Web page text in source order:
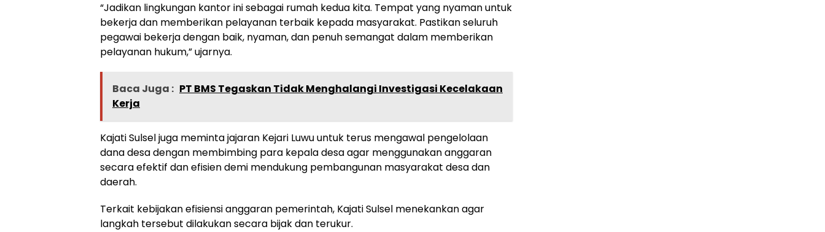
“Jadikan lingkungan kantor ini sebagai rumah kedua kita. Tempat yang nyaman untuk
bekerja dan memberikan pelayanan terbaik kepada masyarakat. Pastikan seluruh
pegawai bekerja dengan baik, nyaman, dan penuh semangat dalam memberikan
pelayanan hukum,” ujarnya.
Baca Juga : PT BMS Tegaskan Tidak Menghalangi Investigasi Kecelakaan
Kerja
Kajati Sulsel juga meminta jajaran Kejari Luwu untuk terus mengawal pengelolaan
dana desa dengan membimbing para kepala desa agar menggunakan anggaran
secara efektif dan efisien demi mendukung pembangunan masyarakat desa dan
daerah.
Terkait kebijakan efisiensi anggaran pemerintah, Kajati Sulsel menekankan agar
langkah tersebut dilakukan secara bijak dan terukur.